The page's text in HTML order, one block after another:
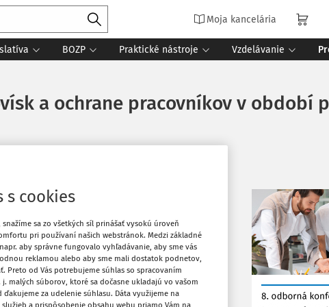
Moja kancelária
BOZP Praktické nástroje Vzdelávanie
a ochrane pracovníkov v období
zamestnávatelia a
COVID-19
je jasné, v akom
na prispôsobenie
Obľúbené
Zdieľať
s cookies
snažíme sa zo všetkých síl prinášať vysokú úroveň
pri používaní našich webstránok. Medzi základné
aby správne fungovalo vyhľadávanie, aby sme vás
reklamou alebo aby sme mali dostatok podnetov,
Preto od Vás potrebujeme súhlas so spracovaním
malých súborov, ktoré sa dočasne ukladajú vo vašom
ďakujeme za udelenie súhlasu. Dáta využijeme na
a prispôsobenie obsahu webu priamo Vám na